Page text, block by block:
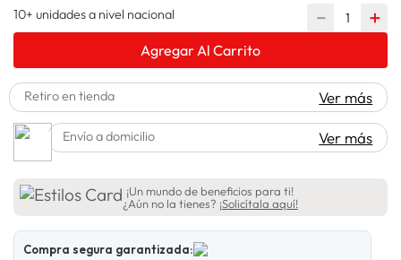
9. spiderman
10+ unidades a nivel nacional ＋
－
Agregar Al Carrito
Retiro en tienda Ver más
Envío a domicilio Ver más
¡Un mundo de beneficios para ti!
¿Aún no la tienes? ¡Solicítala aquí!
Compra segura garantizada: